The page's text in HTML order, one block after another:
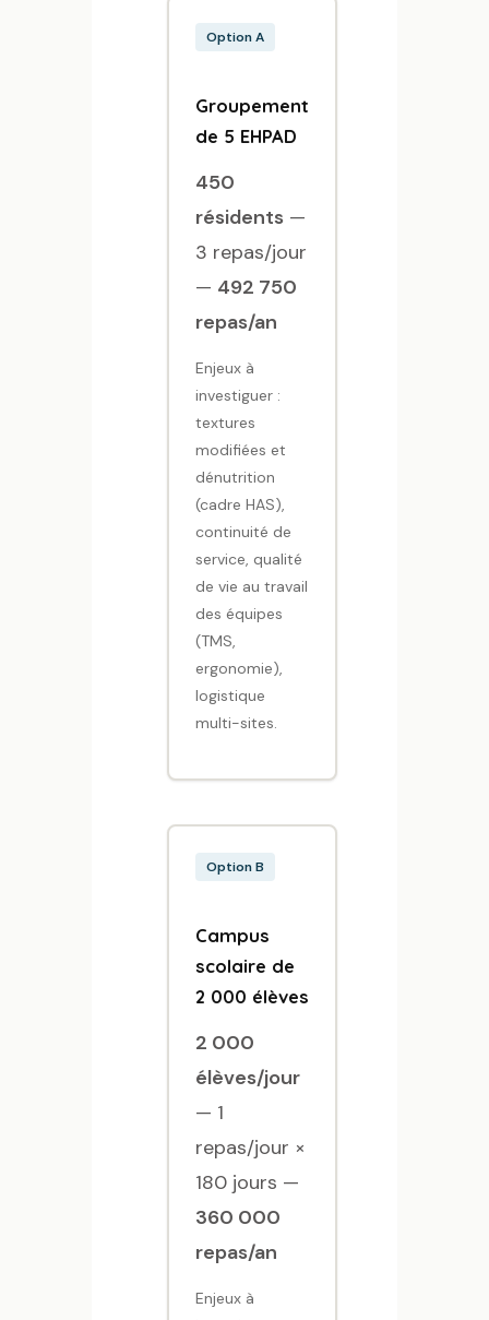
Option A
Groupement
de 5 EHPAD
450
résidents —
3 repas/jour
— 492 750
repas/an
Enjeux à
investiguer :
textures
modifiées et
dénutrition
(cadre HAS),
continuité de
service, qualité
de vie au travail
des équipes
(TMS,
ergonomie),
logistique
multi-sites.
Option B
Campus
scolaire de
2 000 élèves
2 000
élèves/jour
— 1
repas/jour ×
180 jours —
360 000
repas/an
Enjeux à